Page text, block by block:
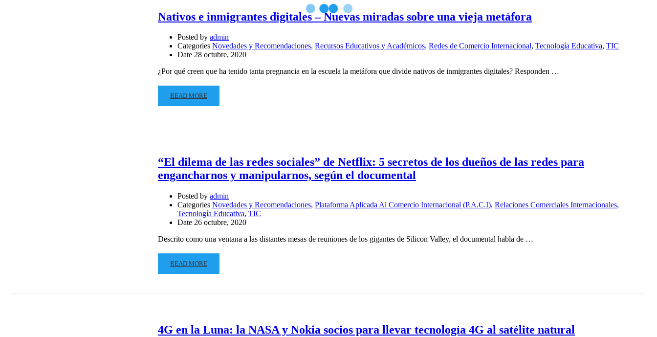
Nativos e inmigrantes digitales – Nuevas miradas sobre una vieja metáfora
Posted by admin
Categories Novedades y Recomendaciones, Recursos Educativos y Académicos, Redes de Comercio Internacional, Tecnología Educativa, TIC
Date 28 octubre, 2020
¿Por qué creen que ha tenido tanta pregnancia en la escuela la metáfora que divide nativos de inmigrantes digitales? Responden …
READ MORE
“El dilema de las redes sociales” de Netflix: 5 secretos de los dueños de las redes para
engancharnos y manipularnos, según el documental
Posted by admin
Categories Novedades y Recomendaciones, Plataforma Aplicada Al Comercio Internacional (P.A.C.I), Relaciones Comerciales Internacionales,
Tecnología Educativa, TIC
Date 26 octubre, 2020
Descrito como una ventana a las distantes mesas de reuniones de los gigantes de Silicon Valley, el documental habla de …
READ MORE
4G en la Luna: la NASA y Nokia socios para llevar tecnología 4G al satélite natural